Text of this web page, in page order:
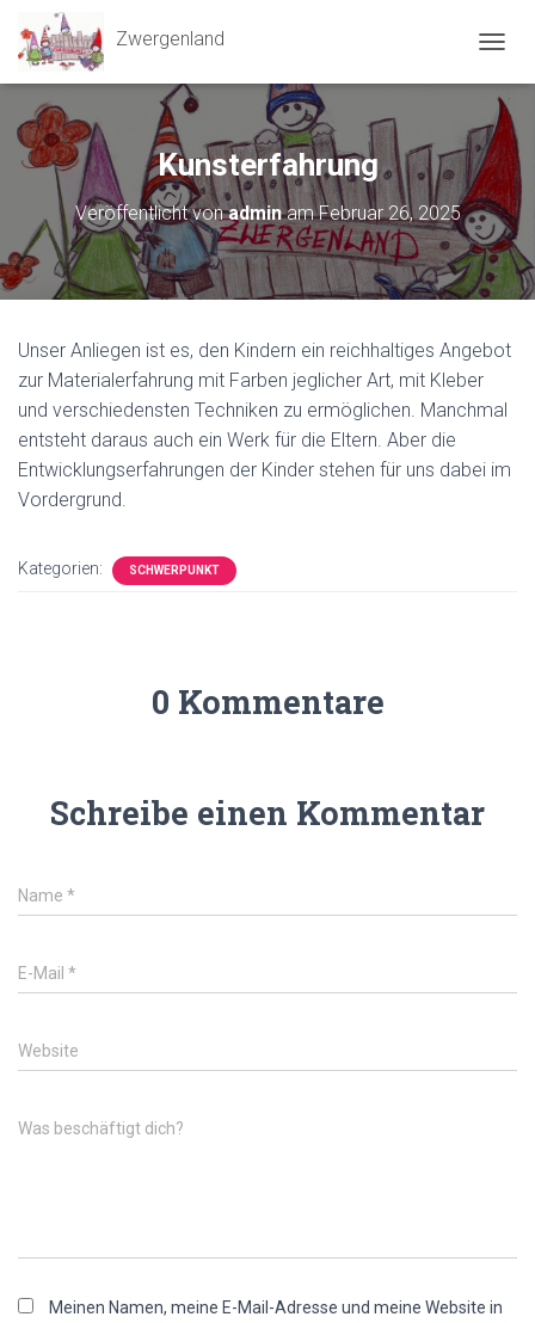
Zwergenland
A
V
I
G
A
T
I
O
N
U
C
E
Kunsterfahrung
Veröffentlicht vonadminamFebruar 26, 2025
Unser Anliegen ist es, den Kindern ein reichhaltiges Angebot
zur Materialerfahrung mit Farben jeglicher Art, mit Kleber
und verschiedensten Techniken zu ermöglichen. Manchmal
entsteht daraus auch ein Werk für die Eltern. Aber die
Entwicklungserfahrungen der Kinder stehen für uns dabei im
Vordergrund.
Kategorien: SCHWERPUNKT
0 Kommentare
Schreibe einen Kommentar
Name *
E-Mail *
Website
Was beschäftigt dich?
Meinen Namen, meine E-Mail-Adresse und meine Website in